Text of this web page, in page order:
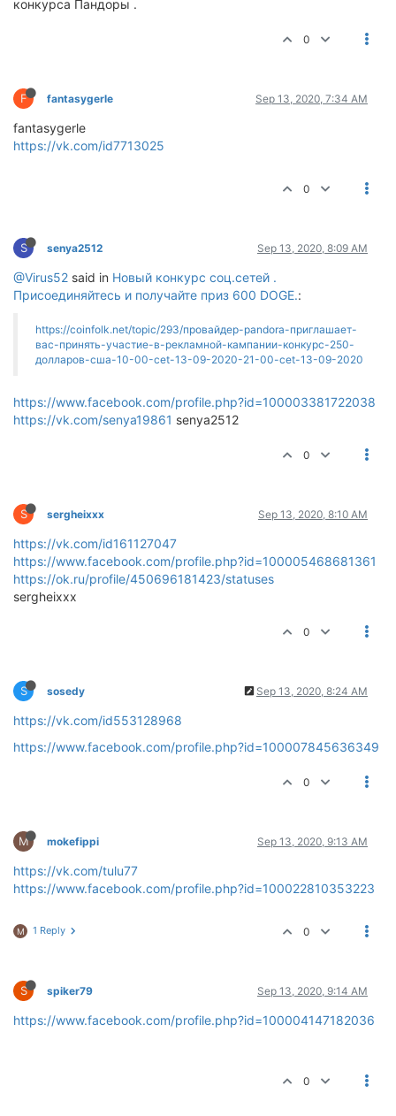
конкурса Пандоры .
0
F fantasygerle Sep 13, 2020, 7:34 AM
fantasygerle
https://vk.com/id7713025
0
S senya2512 Sep 13, 2020, 8:09 AM
@Virus52 said in Новый конкурс соц.сетей .
Присоединяйтесь и получайте приз 600 DOGE.:
https://coinfolk.net/topic/293/провайдер-pandora-приглашает-
вас-принять-участие-в-рекламной-кампании-конкурс-250-
долларов-сша-10-00-cet-13-09-2020-21-00-cet-13-09-2020
https://www.facebook.com/profile.php?id=100003381722038
https://vk.com/senya19861 senya2512
0
S sergheixxx Sep 13, 2020, 8:10 AM
https://vk.com/id161127047
https://www.facebook.com/profile.php?id=100005468681361
https://ok.ru/profile/450696181423/statuses
sergheixxx
0
S sosedy Sep 13, 2020, 8:24 AM
https://vk.com/id553128968
https://www.facebook.com/profile.php?id=100007845636349
0
M mokefippi Sep 13, 2020, 9:13 AM
https://vk.com/tulu77
https://www.facebook.com/profile.php?id=100022810353223
M 1 Reply 0
S spiker79 Sep 13, 2020, 9:14 AM
https://www.facebook.com/profile.php?id=100004147182036
0